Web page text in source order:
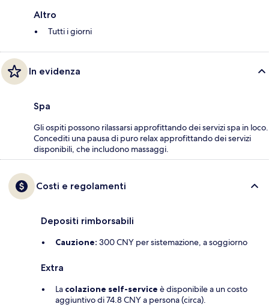
Altro
Tutti i giorni
In evidenza
Spa
Gli ospiti possono rilassarsi approfittando dei servizi spa in loco.
Concediti una pausa di puro relax approfittando dei servizi
disponibili, che includono massaggi.
Costi e regolamenti
Depositi rimborsabili
Cauzione: 300 CNY per sistemazione, a soggiorno
Extra
La colazione self-service è disponibile a un costo
aggiuntivo di 74.8 CNY a persona (circa).